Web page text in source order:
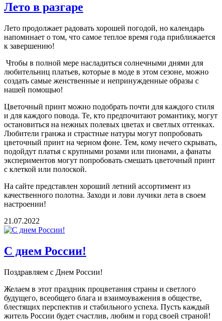
Лето в разгаре
Лето продолжает радовать хорошей погодой, но календарь
напоминает о том, что самое теплое время года приближается
к завершению!
Чтобы в полной мере насладиться солнечными днями для
любительниц платьев, которые в моде в этом сезоне, можно
создать самые женственные и непринужденные образы с
нашей помощью!
Цветочный принт можно подобрать почти для каждого стиля
и для каждого повода. Те, кто предпочитают романтику, могут
остановиться на нежных полевых цветах и светлых оттенках.
Любители гранжа и страстные натуры могут попробовать
цветочный принт на черном фоне. Тем, кому нечего скрывать,
подойдут платья с крупными розами или пионами, а фанаты
экспериментов могут попробовать смешать цветочный принт
с клеткой или полоской.
На сайте представлен хороший летний ассортимент из
качественного полотна. Заходи и лови лучики лета в своем
настроении!
21.07.2022
С днем России!
Поздравляем с Днем России!
Желаем в этот праздник процветания страны и светлого
будущего, всеобщего блага и взаимоуважения в обществе,
блестящих перспектив и стабильного успеха. Пусть каждый
житель России будет счастлив, любим и горд своей страной!